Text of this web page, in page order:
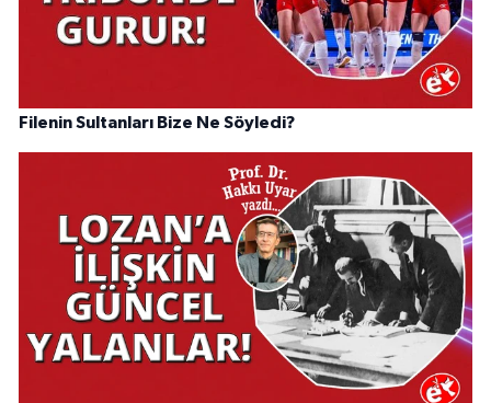
Filenin Sultanları Bize Ne Söyledi?